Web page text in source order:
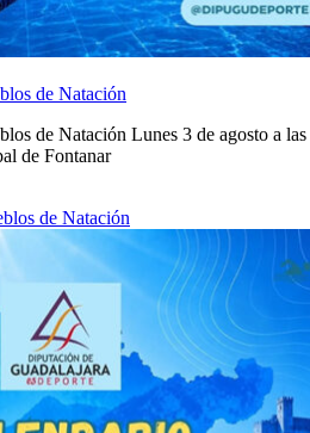
de Natación
de Natación Lunes 3 de agosto a las
de Fontanar
de Natación